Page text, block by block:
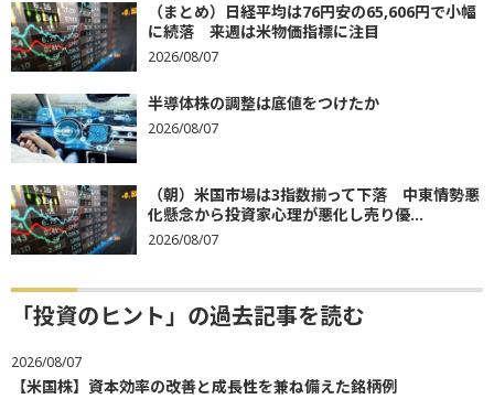
（まとめ）日経平均は76円安の65,606円で小幅
に続落 来週は米物価指標に注目
2026/08/07
半導体株の調整は底値をつけたか
2026/08/07
（朝）米国市場は3指数揃って下落 中東情勢悪
化懸念から投資家心理が悪化し売り優...
2026/08/07
「投資のヒント」の過去記事を読む
2026/08/07
【米国株】資本効率の改善と成長性を兼ね備えた銘柄例